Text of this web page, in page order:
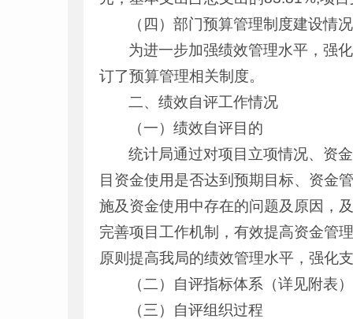
（四）部门预算管理制度建设情况
为进一步加强绩效管理水平，强
订了预算管理相关制度。
二、绩效自评工作情况
（一）绩效自评目的
统计局通过对项目立项情况、资
目资金使用是否达到预期目标、资金
施及资金使用中存在的问题及原因，
完善项目工作机制，有效提高资金管
原则提高我局的绩效管理水平，强化
（二）自评指标体系（详见附表）
（三）自评组织过程